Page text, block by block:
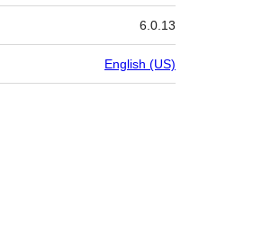
6.0.13
English (US)